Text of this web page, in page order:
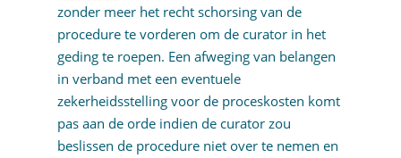
zonder meer het recht schorsing van de
procedure te vorderen om de curator in het
geding te roepen. Een afweging van belangen
in verband met een eventuele
zekerheidsstelling voor de proceskosten komt
pas aan de orde indien de curator zou
beslissen de procedure niet over te nemen en